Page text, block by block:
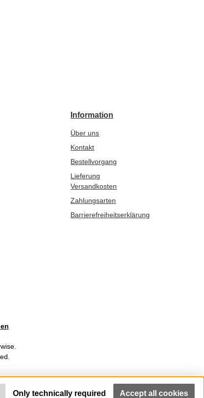
Information
Über uns
Kontakt
Bestellvorgang
Lieferung
Versandkosten
Zahlungsarten
Barrierefreiheitserklärung
Only technically required Accept all cookies